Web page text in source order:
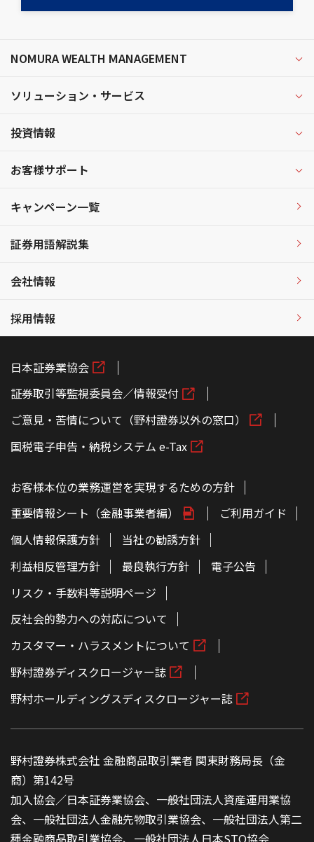
NOMURA WEALTH MANAGEMENT
ソリューション・サービス
投資情報
お客様サポート
キャンペーン一覧
証券用語解説集
会社情報
採用情報
日本証券業協会
証券取引等監視委員会／情報受付
ご意見・苦情について（野村證券以外の窓口）
国税電子申告・納税システム e-Tax
お客様本位の業務運営を実現するための方針
重要情報シート（金融事業者編）
ご利用ガイド
個人情報保護方針
当社の勧誘方針
利益相反管理方針
最良執行方針
電子公告
リスク・手数料等説明ページ
反社会的勢力への対応について
カスタマー・ハラスメントについて
野村證券ディスクロージャー誌
野村ホールディングスディスクロージャー誌
野村證券株式会社 金融商品取引業者 関東財務局長（金
商）第142号
加入協会／日本証券業協会、一般社団法人資産運用業協
会、一般社団法人金融先物取引業協会、一般社団法人第二